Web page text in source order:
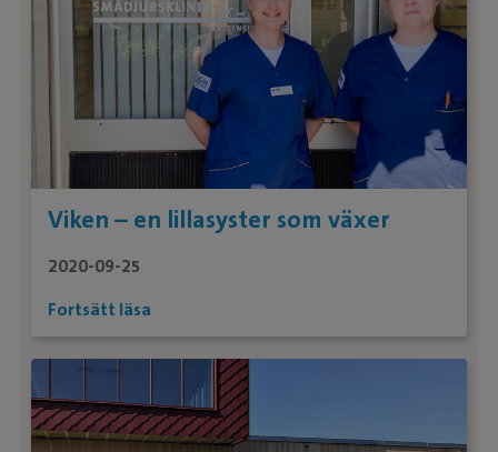
Viken – en lillasyster som växer
2020-09-25
Fortsätt läsa